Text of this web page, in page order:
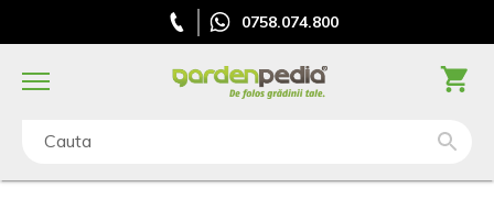
0758.074.800
Cauta